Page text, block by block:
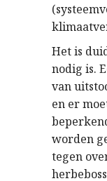
Het is
nodig is.
van
en er
worden
tegen